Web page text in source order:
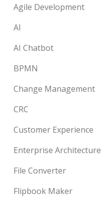
Agile Development
AI
AI Chatbot
BPMN
Change Management
CRC
Customer Experience
Enterprise Architecture
File Converter
Flipbook Maker